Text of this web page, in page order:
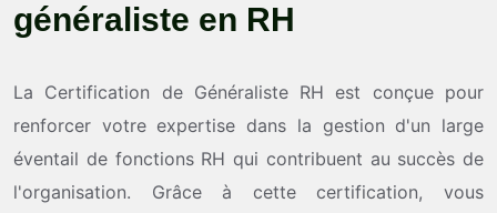
généraliste en RH
La Certification de Généraliste RH est conçue pour
renforcer votre expertise dans la gestion d'un large
éventail de fonctions RH qui contribuent au succès de
l'organisation. Grâce à cette certification, vous